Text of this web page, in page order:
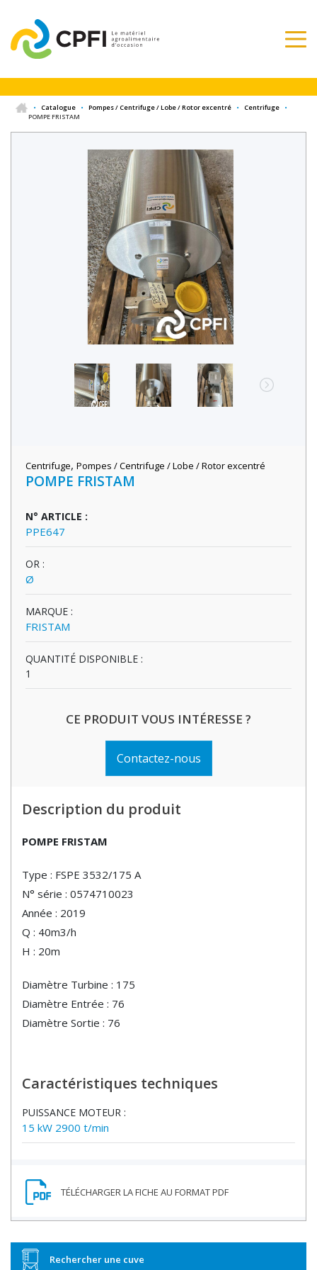
• Catalogue • Pompes / Centrifuge / Lobe / Rotor excentré • Centrifuge
•
POMPE FRISTAM
Rechercher une cuve
Centrifuge, Pompes / Centrifuge / Lobe / Rotor excentré
POMPE FRISTAM
N° ARTICLE :
PPE647
OR :
Ø
MARQUE :
FRISTAM
QUANTITÉ DISPONIBLE :
1
CE PRODUIT VOUS INTÉRESSE ?
Contactez-nous
Description du produit
POMPE FRISTAM
Type : FSPE 3532/175 A
N° série : 0574710023
Année : 2019
Q : 40m3/h
H : 20m
Diamètre Turbine : 175
Diamètre Entrée : 76
Diamètre Sortie : 76
Caractéristiques techniques
PUISSANCE MOTEUR :
15 kW 2900 t/min